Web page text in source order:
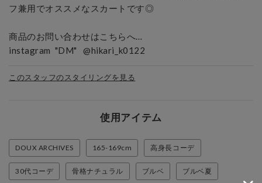
フ兼用でオススメなスカートです◎
商品のお問い合わせはこちらへ…
instagram  "DM"   @hikari_k0122
このスタッフのスタイリングを見る
使用アイテム
DOUX ARCHIVES 165-169cm 高身長コーデ
30代コーデ 骨格ナチュラル ブルベ ブルベ夏